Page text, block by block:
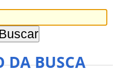
DA BUSCA